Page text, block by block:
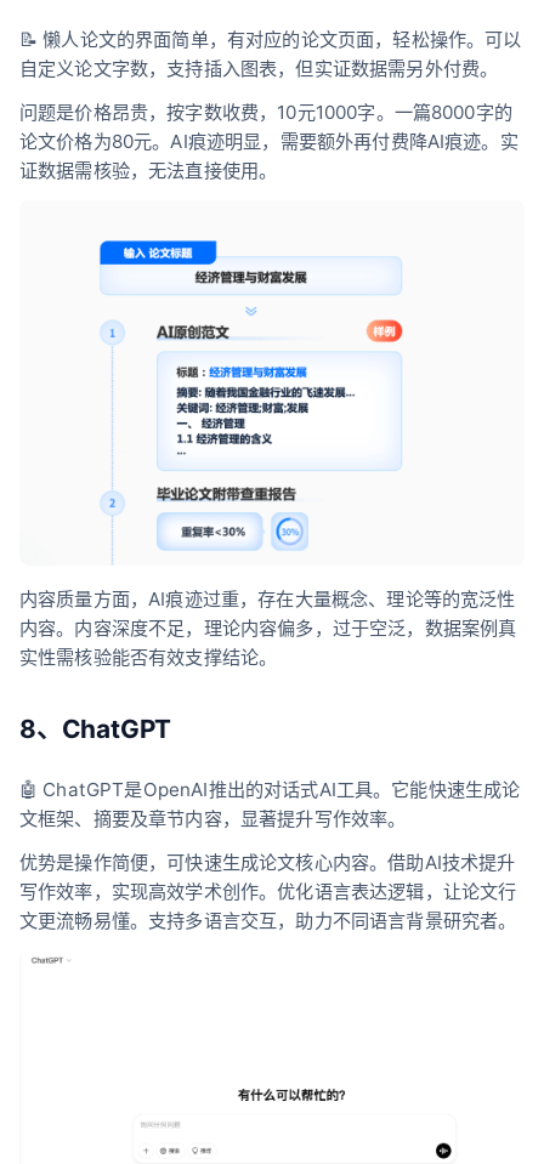
📝 懒人论文的界面简单，有对应的论文页面，轻松操作。可以
自定义论文字数，支持插入图表，但实证数据需另外付费。
问题是价格昂贵，按字数收费，10元1000字。一篇8000字的
论文价格为80元。AI痕迹明显，需要额外再付费降AI痕迹。实
证数据需核验，无法直接使用。
内容质量方面，AI痕迹过重，存在大量概念、理论等的宽泛性
内容。内容深度不足，理论内容偏多，过于空泛，数据案例真
实性需核验能否有效支撑结论。
8、ChatGPT
🤖 ChatGPT是OpenAI推出的对话式AI工具。它能快速生成论
文框架、摘要及章节内容，显著提升写作效率。
优势是操作简便，可快速生成论文核心内容。借助AI技术提升
写作效率，实现高效学术创作。优化语言表达逻辑，让论文行
文更流畅易懂。支持多语言交互，助力不同语言背景研究者。